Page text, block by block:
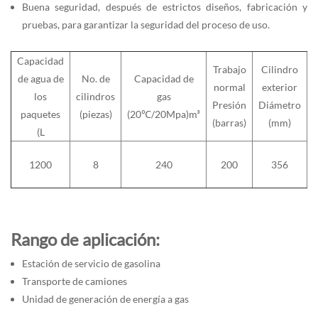
Buena seguridad, después de estrictos diseños, fabricación y
pruebas, para garantizar la seguridad del proceso de uso.
Capacidad
de agua de
los
paquetes
(L
No. de
cilindros
(piezas)
Capacidad de
gas
(20℃/20Mpa)m³
Trabajo
normal
Presión
(barras)
Cilindro
exterior
Diámetro
(mm)
1200 8 240 200 356
Rango de aplicación:
Estación de servicio de gasolina
Transporte de camiones
Unidad de generación de energía a gas